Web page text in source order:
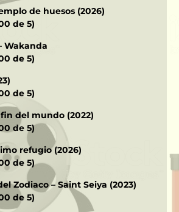
de huesos (2026)
de 5)
Wakanda
de 5)
de 5)
fin del mundo (2022)
de 5)
refugio (2026)
de 5)
Zodiaco – Saint Seiya (2023)
de 5)